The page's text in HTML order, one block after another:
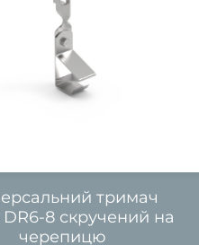
тримач
DR6-8 скручений на
черепицю